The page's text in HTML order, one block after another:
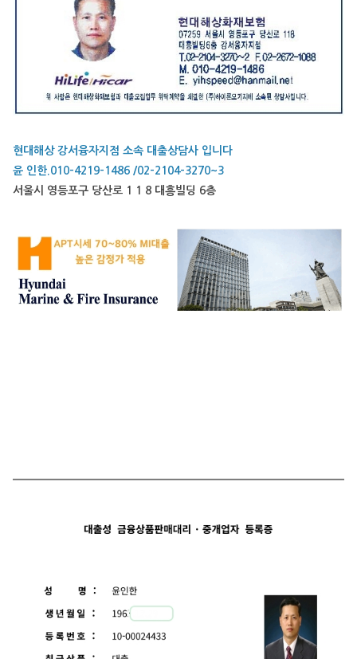
현대해상 강서융자지점 소속 대출상담사 입니다
윤 인한.010-4219-1486 /02-2104-3270~3
서울시 영등포구 당산로 1 1 8 대흥빌딩 6층